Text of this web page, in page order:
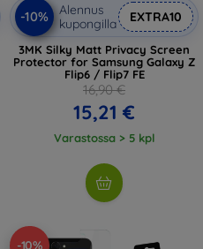
-10%
Alennus
kupongilla
EXTRA10
3MK Silky Matt Privacy Screen
Protector for Samsung Galaxy Z
Flip6 / Flip7 FE
16,90 €
15,21 €
Varastossa > 5 kpl
-10%